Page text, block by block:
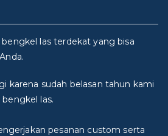
bengkel las terdekat yang bisa
karena sudah belasan tahun kami
las.
pesanan custom serta